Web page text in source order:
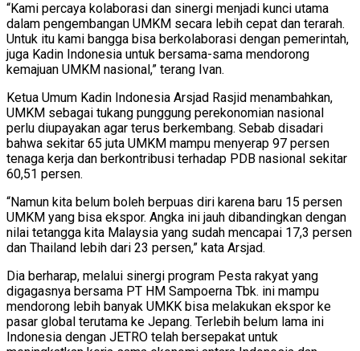
“Kami percaya kolaborasi dan sinergi menjadi kunci utama
dalam pengembangan UMKM secara lebih cepat dan terarah.
Untuk itu kami bangga bisa berkolaborasi dengan pemerintah,
juga Kadin Indonesia untuk bersama-sama mendorong
kemajuan UMKM nasional,” terang Ivan.
Ketua Umum Kadin Indonesia Arsjad Rasjid menambahkan,
UMKM sebagai tukang punggung perekonomian nasional
perlu diupayakan agar terus berkembang. Sebab disadari
bahwa sekitar 65 juta UMKM mampu menyerap 97 persen
tenaga kerja dan berkontribusi terhadap PDB nasional sekitar
60,51 persen.
“Namun kita belum boleh berpuas diri karena baru 15 persen
UMKM yang bisa ekspor. Angka ini jauh dibandingkan dengan
nilai tetangga kita Malaysia yang sudah mencapai 17,3 persen
dan Thailand lebih dari 23 persen,” kata Arsjad.
Dia berharap, melalui sinergi program Pesta rakyat yang
digagasnya bersama PT HM Sampoerna Tbk. ini mampu
mendorong lebih banyak UMKK bisa melakukan ekspor ke
pasar global terutama ke Jepang. Terlebih belum lama ini
Indonesia dengan JETRO telah bersepakat untuk